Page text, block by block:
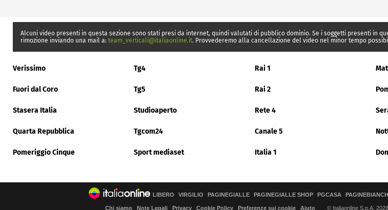
Alcuni video presenti in questa sezione sono stati presi da internet, quindi valutati di pubblico dominio. Se i soggetti presenti in
rimozione inviando una mail a: team_verticali@italiaonline.it. Provvederemo alla cancellazione del video nel minor tempo
Verissimo Tg4 Rai 1
Fuori dal Coro Tg5 Rai 2
Stasera Italia Studioaperto Rete 4
Quarta Repubblica Tgcom24 Canale 5
Pomeriggio Cinque Sport mediaset Italia 1
LIBERO VIRGILIO PAGINEGIALLE PAGINEGIALLE SHOP PGCASA
Chi siamo Note Legali Privacy Cookie Policy Preferenze sui cookie Aiuto © Italiaonline S.p.A. 2026